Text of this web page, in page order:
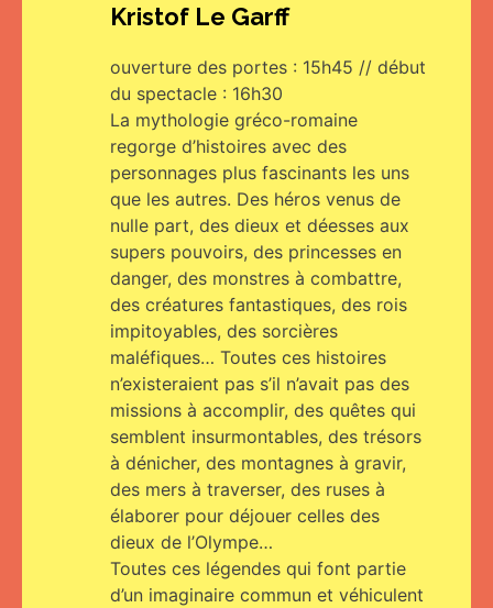
Kristof Le Garff
ouverture des portes : 15h45 // début
du spectacle : 16h30
La mythologie gréco-romaine
regorge d’histoires avec des
personnages plus fascinants les uns
que les autres. Des héros venus de
nulle part, des dieux et déesses aux
supers pouvoirs, des princesses en
danger, des monstres à combattre,
des créatures fantastiques, des rois
impitoyables, des sorcières
maléfiques… Toutes ces histoires
n’existeraient pas s’il n’avait pas des
missions à accomplir, des quêtes qui
semblent insurmontables, des trésors
à dénicher, des montagnes à gravir,
des mers à traverser, des ruses à
élaborer pour déjouer celles des
dieux de l’Olympe…
Toutes ces légendes qui font partie
d’un imaginaire commun et véhiculent